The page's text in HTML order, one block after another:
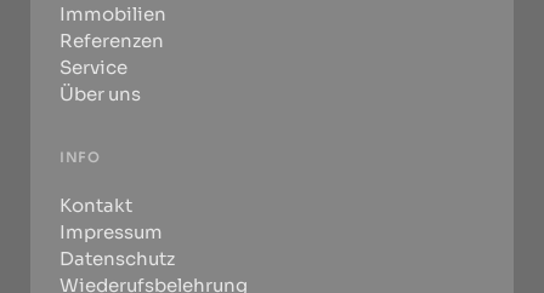
Immobilien
Referenzen
Service
Über uns
INFO
Kontakt
Impressum
Datenschutz
Wiederufsbelehrung